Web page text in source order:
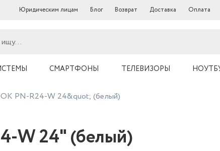
Юридическим лицам Блог Возврат Доставка Оплата
СМАРТФОНЫ ТЕЛЕВИЗОРЫ
PN-R24-W 24&quot; (белый)
W 24" (белый)